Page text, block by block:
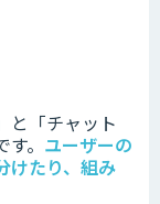
と「チャット
。 ユーザーの
けたり、組み